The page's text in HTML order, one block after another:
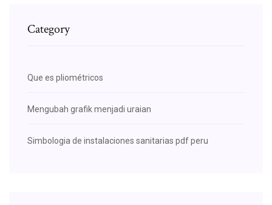
Category
Que es pliométricos
Mengubah grafik menjadi uraian
Simbologia de instalaciones sanitarias pdf peru